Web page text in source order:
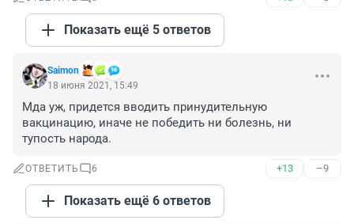
Показать ещё 5 ответов
Saimon
18 июня 2021, 15:49
Мда уж, придется вводить принудительную
вакцинацию, иначе не победить ни болезнь, ни
тупость народа.
ОТВЕТИТЬ 6 +13 –9
Показать ещё 6 ответов